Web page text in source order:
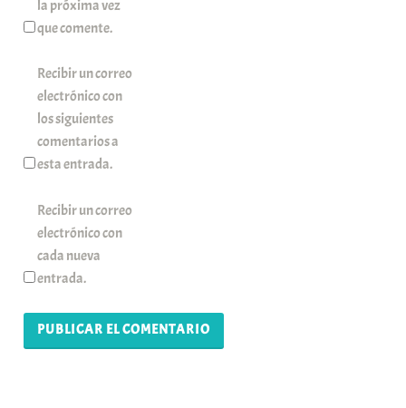
la próxima vez
que comente.
Recibir un correo
electrónico con
los siguientes
comentarios a
esta entrada.
Recibir un correo
electrónico con
cada nueva
entrada.